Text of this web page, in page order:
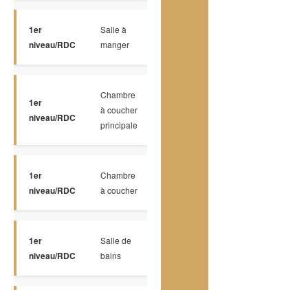
1er
niveau/RDC
Salle à
manger
1er
niveau/RDC
Chambre
à coucher
principale
1er
niveau/RDC
Chambre
à coucher
1er
niveau/RDC
Salle de
bains